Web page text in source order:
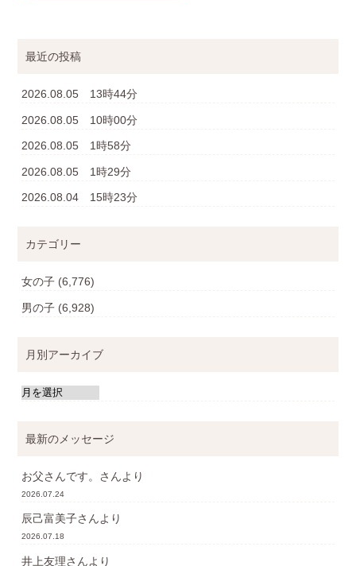
最近の投稿
2026.08.05 13時44分
2026.08.05 10時00分
2026.08.05 1時58分
2026.08.05 1時29分
2026.08.04 15時23分
カテゴリー
女の子 (6,776)
男の子 (6,928)
月別アーカイブ
最新のメッセージ
お父さんです。 さんより
2026.07.24
辰己富美子さんより
2026.07.18
井上友理さんより